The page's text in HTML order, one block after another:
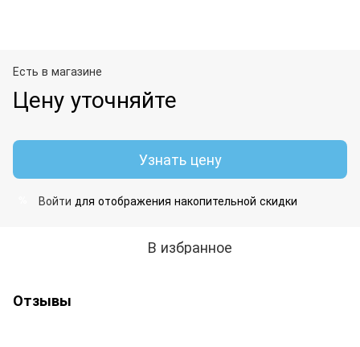
Есть в магазине
Цену уточняйте
Узнать цену
Войти для отображения накопительной скидки
В избранное
Отзывы